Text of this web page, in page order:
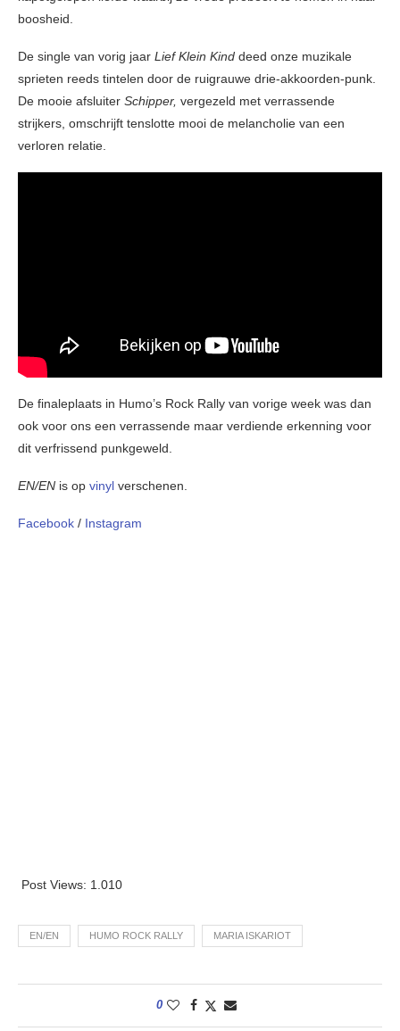
boosheid.
De single van vorig jaar Lief Klein Kind deed onze muzikale
sprieten reeds tintelen door de ruigrauwe drie-akkoorden-punk.
De mooie afsluiter Schipper, vergezeld met verrassende
strijkers, omschrijft tenslotte mooi de melancholie van een
verloren relatie.
De finaleplaats in Humo’s Rock Rally van vorige week was dan
ook voor ons een verrassende maar verdiende erkenning voor
dit verfrissend punkgeweld.
EN/EN is op vinyl verschenen.
Facebook / Instagram
Post Views: 1.010
EN/EN HUMO ROCK RALLY MARIA ISKARIOT
0